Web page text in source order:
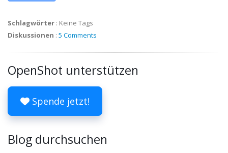
Schlagwörter : Keine Tags
Diskussionen : 5 Comments
OpenShot unterstützen
Spende jetzt!
Blog durchsuchen